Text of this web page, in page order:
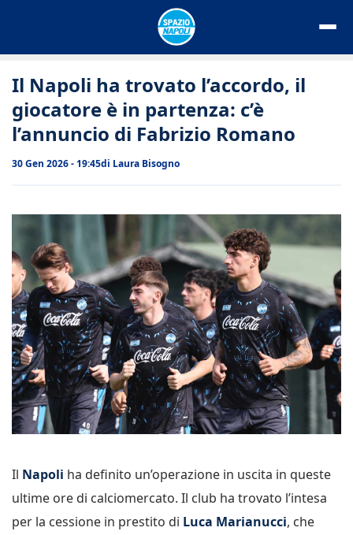
Il Napoli ha trovato l’accordo, il
giocatore è in partenza: c’è
l’annuncio di Fabrizio Romano
30 Gen 2026 - 19:45di Laura Bisogno
Il Napoli ha definito un’operazione in uscita in queste
ultime ore di calciomercato. Il club ha trovato l’intesa
per la cessione in prestito di Luca Marianucci, che